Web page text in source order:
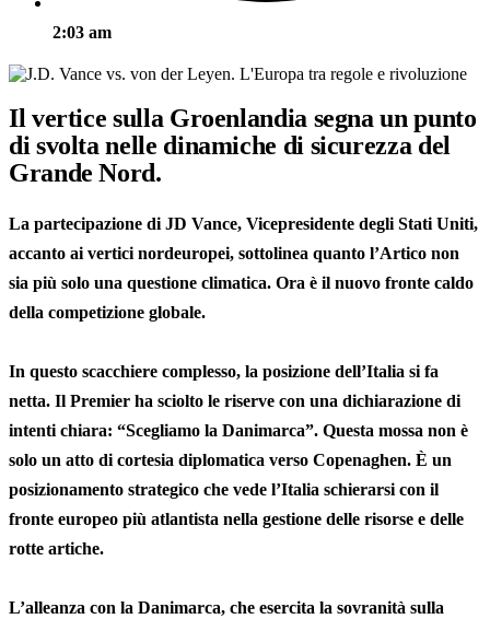
2:03 am
Il vertice sulla Groenlandia segna un punto
di svolta nelle dinamiche di sicurezza del
Grande Nord.
La partecipazione di JD Vance, Vicepresidente degli Stati Uniti,
accanto ai vertici nordeuropei, sottolinea quanto l’Artico non
sia più solo una questione climatica. Ora è il nuovo fronte caldo
della competizione globale.
In questo scacchiere complesso, la posizione dell’Italia si fa
netta. Il Premier ha sciolto le riserve con una dichiarazione di
intenti chiara: “Scegliamo la Danimarca”. Questa mossa non è
solo un atto di cortesia diplomatica verso Copenaghen. È un
posizionamento strategico che vede l’Italia schierarsi con il
fronte europeo più atlantista nella gestione delle risorse e delle
rotte artiche.
L’alleanza con la Danimarca, che esercita la sovranità sulla